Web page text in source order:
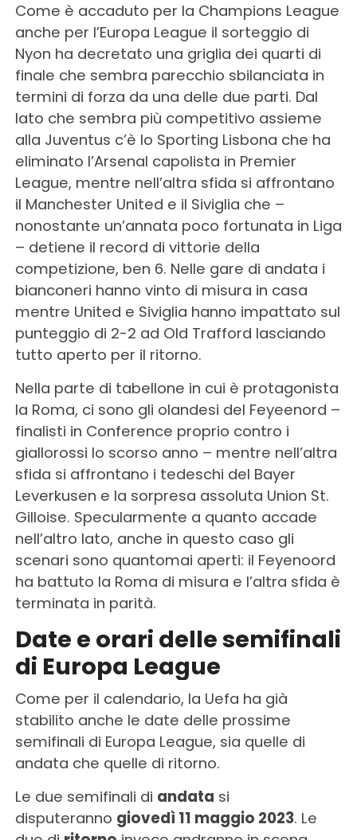
Come è accaduto per la Champions League
anche per l’Europa League il sorteggio di
Nyon ha decretato una griglia dei quarti di
finale che sembra parecchio sbilanciata in
termini di forza da una delle due parti. Dal
lato che sembra più competitivo assieme
alla Juventus c’è lo Sporting Lisbona che ha
eliminato l’Arsenal capolista in Premier
League, mentre nell’altra sfida si affrontano
il Manchester United e il Siviglia che –
nonostante un’annata poco fortunata in Liga
– detiene il record di vittorie della
competizione, ben 6. Nelle gare di andata i
bianconeri hanno vinto di misura in casa
mentre United e Siviglia hanno impattato sul
punteggio di 2-2 ad Old Trafford lasciando
tutto aperto per il ritorno.
Nella parte di tabellone in cui è protagonista
la Roma, ci sono gli olandesi del Feyeenord –
finalisti in Conference proprio contro i
giallorossi lo scorso anno – mentre nell’altra
sfida si affrontano i tedeschi del Bayer
Leverkusen e la sorpresa assoluta Union St.
Gilloise. Specularmente a quanto accade
nell’altro lato, anche in questo caso gli
scenari sono quantomai aperti: il Feyenoord
ha battuto la Roma di misura e l’altra sfida è
terminata in parità.
Date e orari delle semifinali
di Europa League
Come per il calendario, la Uefa ha già
stabilito anche le date delle prossime
semifinali di Europa League, sia quelle di
andata che quelle di ritorno.
Le due semifinali di andata si
disputeranno giovedì 11 maggio 2023. Le